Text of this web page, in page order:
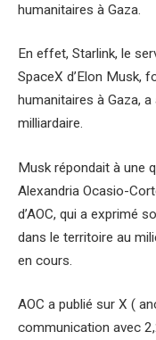
humanitaires à Gaza.
En effet, Starlink, le
SpaceX d’Elon Musk,
humanitaires à Gaza,
milliardaire.
Musk répondait à une
Alexandria Ocasio-
d’AOC, qui a exprimé
dans le territoire au
en cours.
AOC a publié sur X (
communication avec